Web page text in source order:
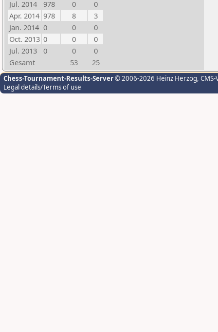
Jul. 2014 978 0
0
Apr. 2014 978 8
3
Jan. 2014 0 0
0
Oct. 2013 0 0
0
Jul. 2013
0 0
0
Gesamt
53 25
Chess-Tournament-Results-Server© 2006-2026 Heinz Herzog,
Legal details/Terms of use